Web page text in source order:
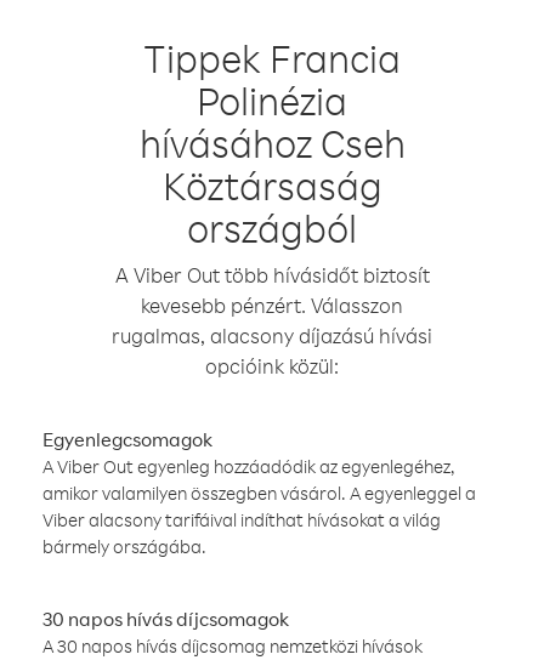
Tippek Francia
Polinézia
hívásához Cseh
Köztársaság
országból
A Viber Out több hívásidőt biztosít
kevesebb pénzért. Válasszon
rugalmas, alacsony díjazású hívási
opcióink közül:
Egyenlegcsomagok
A Viber Out egyenleg hozzáadódik az egyenlegéhez,
amikor valamilyen összegben vásárol. A egyenleggel a
Viber alacsony tarifáival indíthat hívásokat a világ
bármely országába.
30 napos hívás díjcsomagok
A 30 napos hívás díjcsomag nemzetközi hívások